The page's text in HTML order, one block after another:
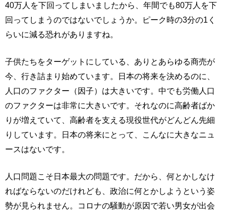
40万人を下回ってしまいましたから、年間でも80万人を下
回ってしまうのではないでしょうか。ピーク時の3分の1く
らいに減る恐れがありますね。
子供たちをターゲットにしている、ありとあらゆる商売が
今、行き詰まり始めています。日本の将来を決めるのに、
人口のファクター（因子）は大きいです。中でも労働人口
のファクターは非常に大きいです。それなのに高齢者ばか
りが増えていて、高齢者を支える現役世代がどんどん先細
りしています。日本の将来にとって、こんなに大きなニュ
ースはないです。
人口問題こそ日本最大の問題です。だから、何とかしなけ
ればならないのだけれども、政治に何とかしようという姿
勢が見られません。コロナの騒動が原因で若い男女が出会